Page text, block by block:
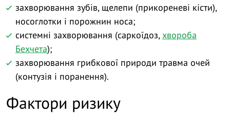
захворювання зубів, щелепи (прикореневі кісти),
носоглотки і порожнин носа;
системні захворювання (саркоїдоз, хвороба
Бехчета);
захворювання грибкової природи травма очей
(контузія і поранення).
Фактори ризику